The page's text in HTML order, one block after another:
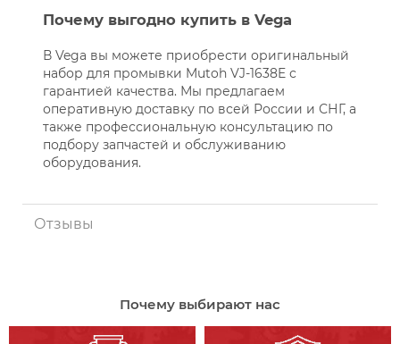
Почему выгодно купить в Vega
В Vega вы можете приобрести оригинальный
набор для промывки Mutoh VJ-1638E с
гарантией качества. Мы предлагаем
оперативную доставку по всей России и СНГ, а
также профессиональную консультацию по
подбору запчастей и обслуживанию
оборудования.
Отзывы
Почему выбирают нас